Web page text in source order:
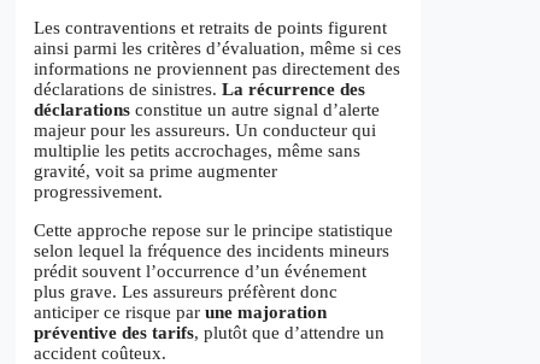
Les contraventions et retraits de points figurent
ainsi parmi les critères d’évaluation, même si ces
informations ne proviennent pas directement des
déclarations de sinistres. La récurrence des
déclarations constitue un autre signal d’alerte
majeur pour les assureurs. Un conducteur qui
multiplie les petits accrochages, même sans
gravité, voit sa prime augmenter
progressivement.
Cette approche repose sur le principe statistique
selon lequel la fréquence des incidents mineurs
prédit souvent l’occurrence d’un événement
plus grave. Les assureurs préfèrent donc
anticiper ce risque par une majoration
préventive des tarifs, plutôt que d’attendre un
accident coûteux.